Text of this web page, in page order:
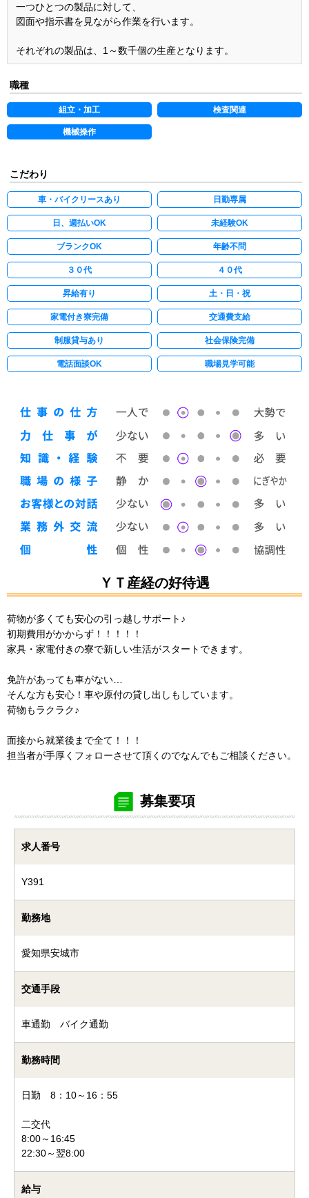
一つひとつの製品に対して、
図面や指示書を見ながら作業を行います。
それぞれの製品は、1～数千個の生産となります。
職種
組立・加工 検査関連
機械操作
こだわり
車・バイクリースあり 日勤専属
日、週払いOK 未経験OK
ブランクOK 年齢不問
３０代 ４０代
昇給有り 土・日・祝
家電付き寮完備 交通費支給
制服貸与あり 社会保険完備
電話面談OK 職場見学可能
ＹＴ産経の好待遇
荷物が多くても安心の引っ越しサポート♪
初期費用がかからず！！！！！
家具・家電付きの寮で新しい生活がスタートできます。
免許があっても車がない…
そんな方も安心！車や原付の貸し出しもしています。
荷物もラクラク♪
面接から就業後まで全て！！！
担当者が手厚くフォローさせて頂くのでなんでもご相談ください。
募集要項
求人番号
Y391
勤務地
愛知県安城市
交通手段
車通勤 バイク通勤
勤務時間
日勤 8：10～16：55
二交代
8:00～16:45
22:30～翌8:00
給与